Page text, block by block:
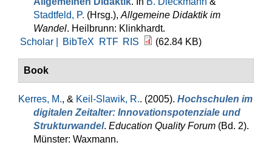
Stadtfeld, P. (Hrsg.), Allgemeine Didaktik im
Wandel. Heilbrunn: Klinkhardt.
Scholar |
BibTeX RTF RIS (62.84 KB)
Book
Kerres, M., & Keil-Slawik, R.. (2005). Hochschulen im
digitalen Zeitalter: Innovationspotenziale und
Strukturwandel. Education Quality Forum (Bd. 2).
Münster: Waxmann.